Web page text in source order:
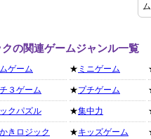
ム
の関連ゲームジャンル一覧
ゲーム
３ゲーム
クパズル
きロジック
★ ミニゲーム
★プチゲーム
★集中力
★キッズゲーム